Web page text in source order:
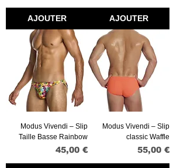
AJOUTER AJOUTER
Modus Vivendi – Slip
Taille Basse Rainbow
Prix
45,00 €
Modus Vivendi – Slip
classic Waffle
Prix
55,00 €